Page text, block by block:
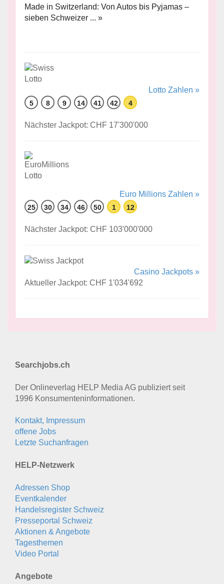
Made in Switzerland: Von Autos bis Pyjamas –
sieben Schweizer ... »
Lotto Zahlen »
5 8 9 14 41 42 4
Nächster Jackpot: CHF 17'300'000
Euro Millions Zahlen »
25 30 34 46 50 1 12
Nächster Jackpot: CHF 103'000'000
Casino Jackpots »
Aktueller Jackpot: CHF 1'034'692
Searchjobs.ch
Der Onlineverlag HELP Media AG publiziert seit
1996 Konsumenten­informationen.
Kontakt, Impressum
offene Jobs
Letzte Suchanfragen
HELP-Netzwerk
Adressen Shop
Eventkalender
Handelsregister Schweiz
Presseportal Schweiz
Aktionen & Angebote
Tagesthemen
Video Portal
Angebote